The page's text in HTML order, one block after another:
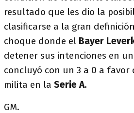
resultado que les dio la
clasificarse a la gran
choque donde el Bayer
detener sus intenciones en
concluyó con un 3 a 0 a favor
milita en la Serie A.
GM.